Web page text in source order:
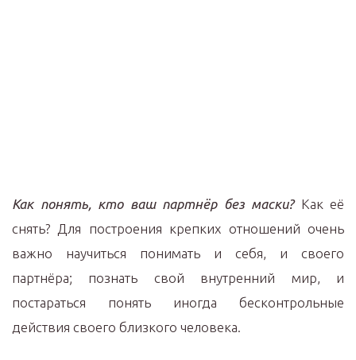
Как понять, кто ваш партнёр без маски?Как её
снять? Для построения крепких отношений очень
важно научиться понимать и себя, и своего
партнёра; познать свой внутренний мир, и
постараться понять иногда бесконтрольные
действия своего близкого человека.